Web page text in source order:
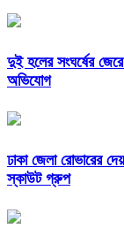
দুই হলের সংঘর্ষের
অভিযোগ
ঢাকা জেলা রোভারের
স্কাউট গ্রুপ